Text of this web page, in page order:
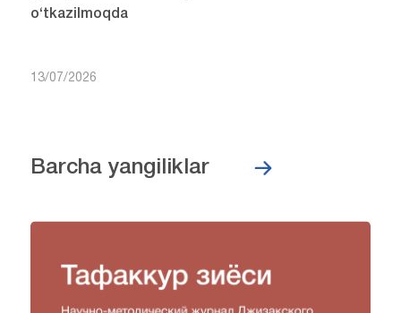
o‘tkazilmoqda
13/07/2026
Barcha yangiliklar